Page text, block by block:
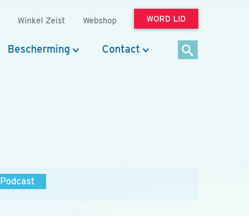
Winkel Zeist Webshop WORD LID
Bescherming Contact
Podcast